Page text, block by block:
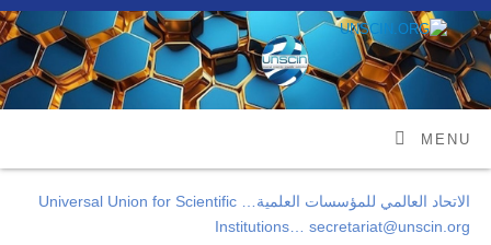
MENU
الاتحاد العالمي للمؤسسات العلمية… Universal Union for Scientific
Institutions… secretariat@unscin.org